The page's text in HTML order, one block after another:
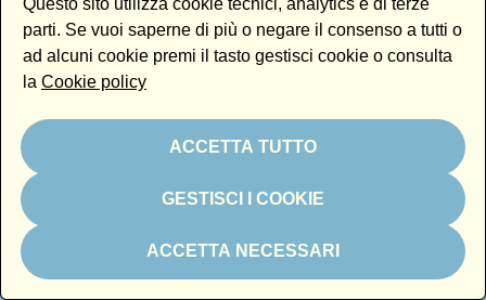
VIDEO
Questo sito utilizza cookie tecnici, analytics e di terze
parti. Se vuoi saperne di più o negare il consenso a tutti o
ad alcuni cookie premi il tasto gestisci cookie o consulta
la Cookie policy
ACCETTA TUTTO
GESTISCI I COOKIE
ACCETTA NECESSARI